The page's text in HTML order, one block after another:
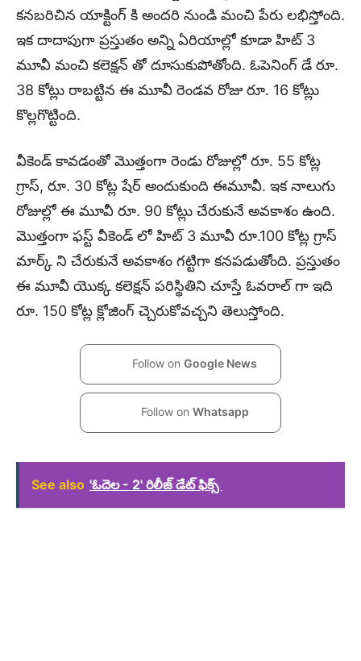
కనబరిచిన యాక్టింగ్ కి అందరి నుండి మంచి పేరు లభిస్తోంది.
ఇక దాదాపుగా ప్రస్తుతం అన్ని ఏరియాల్లో కూడా హిట్ 3
మూవీ మంచి కలెక్షన్ తో దూసుకుపోతోంది. ఓపెనింగ్ డే రూ.
38 కోట్లు రాబట్టిన ఈ మూవీ రెండవ రోజు రూ. 16 కోట్లు
కొల్లగొట్టింది.
వీకెండ్ కావడంతో మొత్తంగా రెండు రోజుల్లో రూ. 55 కోట్ల
గ్రాస్, రూ. 30 కోట్ల షేర్ అందుకుంది ఈమూవీ. ఇక నాలుగు
రోజుల్లో ఈ మూవీ రూ. 90 కోట్లు చేరుకునే అవకాశం ఉంది.
మొత్తంగా ఫస్ట్ వీకెండ్ లో హిట్ 3 మూవీ రూ.100 కోట్ల గ్రాస్
మార్క్ ని చేరుకునే అవకాశం గట్టిగా కనపడుతోంది. ప్రస్తుతం
ఈ మూవీ యొక్క కలెక్షన్ పరిస్థితిని చూస్తే ఓవరాల్ గా ఇది
రూ. 150 కోట్ల క్లోజింగ్ చ్చెరుకోవచ్చని తెలుస్తోంది.
Follow on Google News
Follow on Whatsapp
See also ​'ఓదెల - 2' రిలీజ్ డేట్ ఫిక్స్